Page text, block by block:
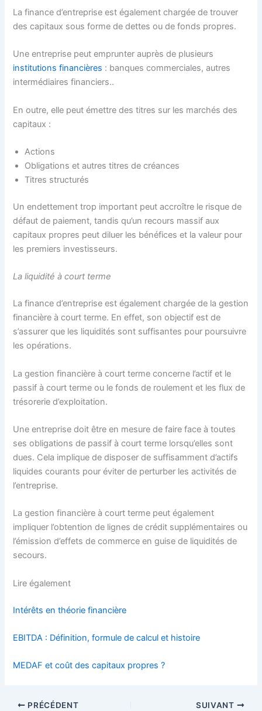
La finance d’entreprise est également chargée de trouver
des capitaux sous forme de dettes ou de fonds propres.
Une entreprise peut emprunter auprès de plusieurs
institutions financières : banques commerciales, autres
intermédiaires financiers..
En outre, elle peut émettre des titres sur les marchés des
capitaux :
Actions
Obligations et autres titres de créances
Titres structurés
Un endettement trop important peut accroître le risque de
défaut de paiement, tandis qu’un recours massif aux
capitaux propres peut diluer les bénéfices et la valeur pour
les premiers investisseurs.
La liquidité à court terme
La finance d’entreprise est également chargée de la gestion
financière à court terme. En effet, son objectif est de
s’assurer que les liquidités sont suffisantes pour poursuivre
les opérations.
La gestion financière à court terme concerne l’actif et le
passif à court terme ou le fonds de roulement et les flux de
trésorerie d’exploitation.
Une entreprise doit être en mesure de faire face à toutes
ses obligations de passif à court terme lorsqu’elles sont
dues. Cela implique de disposer de suffisamment d’actifs
liquides courants pour éviter de perturber les activités de
l’entreprise.
La gestion financière à court terme peut également
impliquer l’obtention de lignes de crédit supplémentaires ou
l’émission d’effets de commerce en guise de liquidités de
secours.
Lire également
Intérêts en théorie financière
EBITDA : Définition, formule de calcul et histoire
MEDAF et coût des capitaux propres ?
PRÉCÉDENT SUIVANT